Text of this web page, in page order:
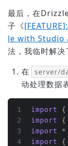
最后，在
子《
le with Studio
法，我临时解决
在
server/
动处理数据
1
2
3
4
import {
import
{
import
*
import
{